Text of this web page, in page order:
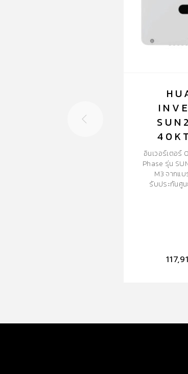
อินเวอร์เตอร์
Phase รุ่น
M3 จากแ
รับประกันศู